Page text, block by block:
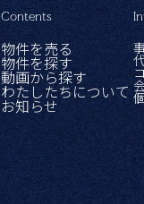
Contents
物件を売る
物件を探す
動画から探す
わたしたちについて
お知らせ